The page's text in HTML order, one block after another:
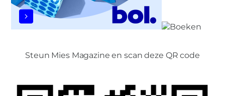
Steun Mies Magazine en scan deze QR code